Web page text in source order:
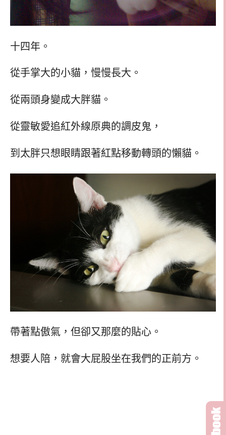
十四年。
從手掌大的小貓，慢慢長大。
從兩頭身變成大胖貓。
從靈敏愛追紅外線原典的調皮鬼，
到太胖只想眼睛跟著紅點移動轉頭的懶貓。
帶著點傲氣，但卻又那麼的貼心。
想要人陪，就會大屁股坐在我們的正前方。